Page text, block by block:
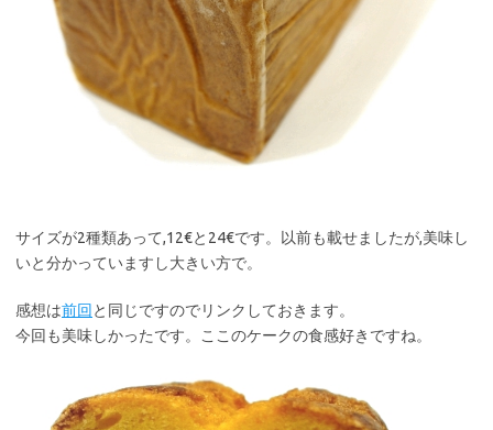
サイズが2種類あって,12€と24€です。以前も載せましたが,美味し
いと分かっていますし大きい方で。
感想は前回 と同じですのでリンクしておきます。
今回も美味しかったです。ここのケークの食感好きですね。